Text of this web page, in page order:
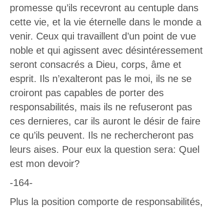
promesse qu’ils recevront au centuple dans
cette vie, et la vie éternelle dans le monde a
venir. Ceux qui travaillent d’un point de vue
noble et qui agissent avec désintéressement
seront consacrés a Dieu, corps, âme et
esprit. Ils n’exalteront pas le moi, ils ne se
croiront pas capables de porter des
responsabilités, mais ils ne refuseront pas
ces dernieres, car ils auront le désir de faire
ce qu’ils peuvent. Ils ne rechercheront pas
leurs aises. Pour eux la question sera: Quel
est mon devoir?
-164-
Plus la position comporte de responsabilités,